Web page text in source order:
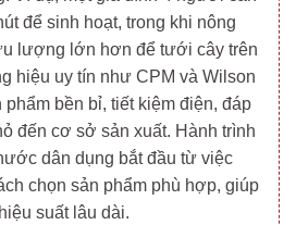
để sinh hoạt, trong khi nông
lượng lớn hơn để tưới cây trên
hiệu uy tín như CPM và Wilson
bền bỉ, tiết kiệm điện, đáp
đến cơ sở sản xuất. Hành trình
dân dụng bắt đầu từ việc
chọn sản phẩm phù hợp, giúp
suất lâu dài.